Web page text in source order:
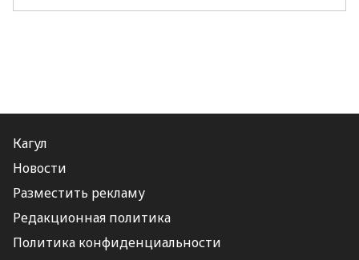
Кагул
Новости
Разместить рекламу
Редакционная политика
Политика конфиденциальности